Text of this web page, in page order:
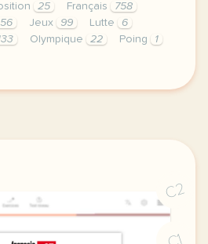
25 Français
758
56 Jeux 99 Lutte
6
Olympique 22 Poing
1
une histoire du monde
C2